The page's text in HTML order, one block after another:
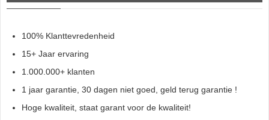
100% Klanttevredenheid
15+ Jaar ervaring
1.000.000+ klanten
1 jaar garantie, 30 dagen niet goed, geld terug garantie !
Hoge kwaliteit, staat garant voor de kwaliteit!